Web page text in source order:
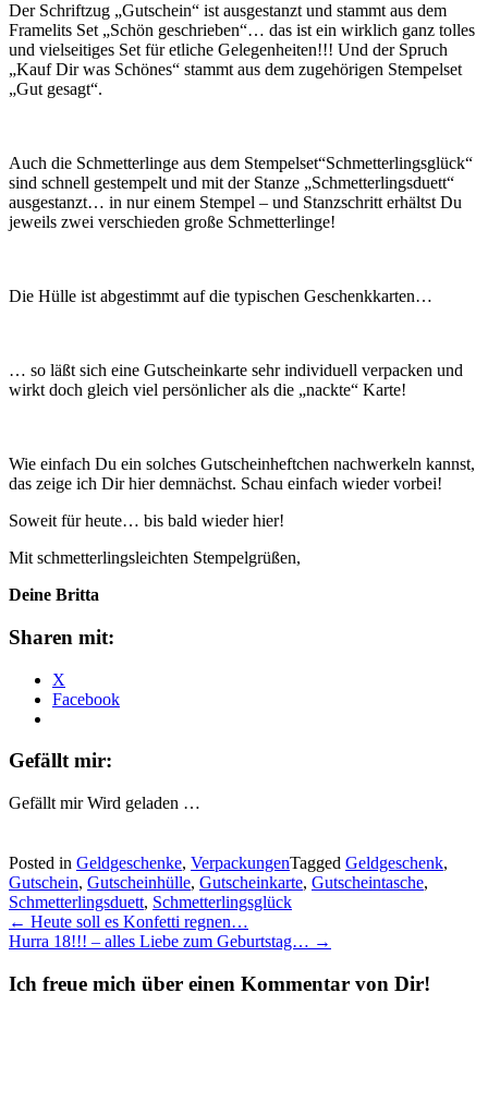
Der Schriftzug „Gutschein“ ist ausgestanzt und stammt aus dem
Framelits Set „Schön geschrieben“… das ist ein wirklich ganz tolles
und vielseitiges Set für etliche Gelegenheiten!!! Und der Spruch
„Kauf Dir was Schönes“ stammt aus dem zugehörigen Stempelset
„Gut gesagt“.
Auch die Schmetterlinge aus dem Stempelset“Schmetterlingsglück“
sind schnell gestempelt und mit der Stanze „Schmetterlingsduett“
ausgestanzt… in nur einem Stempel – und Stanzschritt erhältst Du
jeweils zwei verschieden große Schmetterlinge!
Die Hülle ist abgestimmt auf die typischen Geschenkkarten…
… so läßt sich eine Gutscheinkarte sehr individuell verpacken und
wirkt doch gleich viel persönlicher als die „nackte“ Karte!
Wie einfach Du ein solches Gutscheinheftchen nachwerkeln kannst,
das zeige ich Dir hier demnächst. Schau einfach wieder vorbei!
Soweit für heute… bis bald wieder hier!
Mit schmetterlingsleichten Stempelgrüßen,
Deine Britta
Sharen mit:
X
Facebook
Gefällt mir:
Gefällt mir Wird geladen …
Posted in Geldgeschenke, VerpackungenTagged Geldgeschenk,
Gutschein, Gutscheinhülle, Gutscheinkarte, Gutscheintasche,
Schmetterlingsduett, Schmetterlingsglück
Post
navigation
← Heute soll es Konfetti regnen…
Hurra 18!!! – alles Liebe zum Geburtstag… →
Ich freue mich über einen Kommentar von Dir!